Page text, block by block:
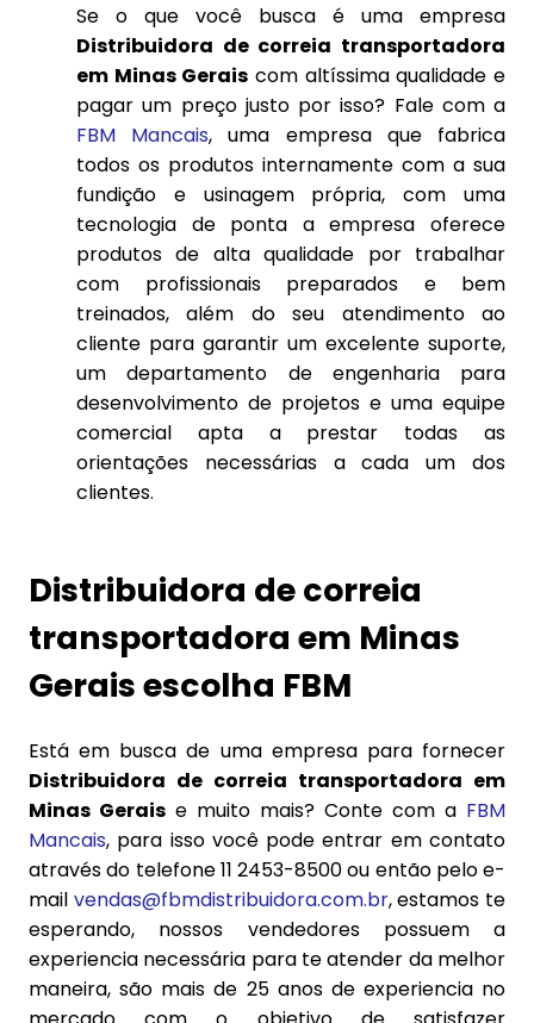
Se o que você busca é uma empresa
Distribuidora de correia transportadora
em Minas Gerais com altíssima qualidade e
pagar um preço justo por isso? Fale com a
FBM Mancais, uma empresa que fabrica
todos os produtos internamente com a sua
fundição e usinagem própria, com uma
tecnologia de ponta a empresa oferece
produtos de alta qualidade por trabalhar
com profissionais preparados e bem
treinados, além do seu atendimento ao
cliente para garantir um excelente suporte,
um departamento de engenharia para
desenvolvimento de projetos e uma equipe
comercial apta a prestar todas as
orientações necessárias a cada um dos
clientes.
Distribuidora de correia
transportadora em Minas
Gerais escolha FBM
Está em busca de uma empresa para fornecer
Distribuidora de correia transportadora em
Minas Gerais e muito mais? Conte com a FBM
Mancais, para isso você pode entrar em contato
através do telefone 11 2453-8500 ou então pelo e-
mail vendas@fbmdistribuidora.com.br, estamos te
esperando, nossos vendedores possuem a
experiencia necessária para te atender da melhor
maneira, são mais de 25 anos de experiencia no